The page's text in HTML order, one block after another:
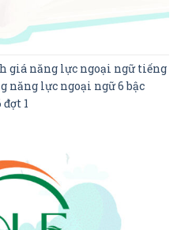
giá năng lực ngoại ngữ tiếng
năng lực ngoại ngữ 6 bậc
1